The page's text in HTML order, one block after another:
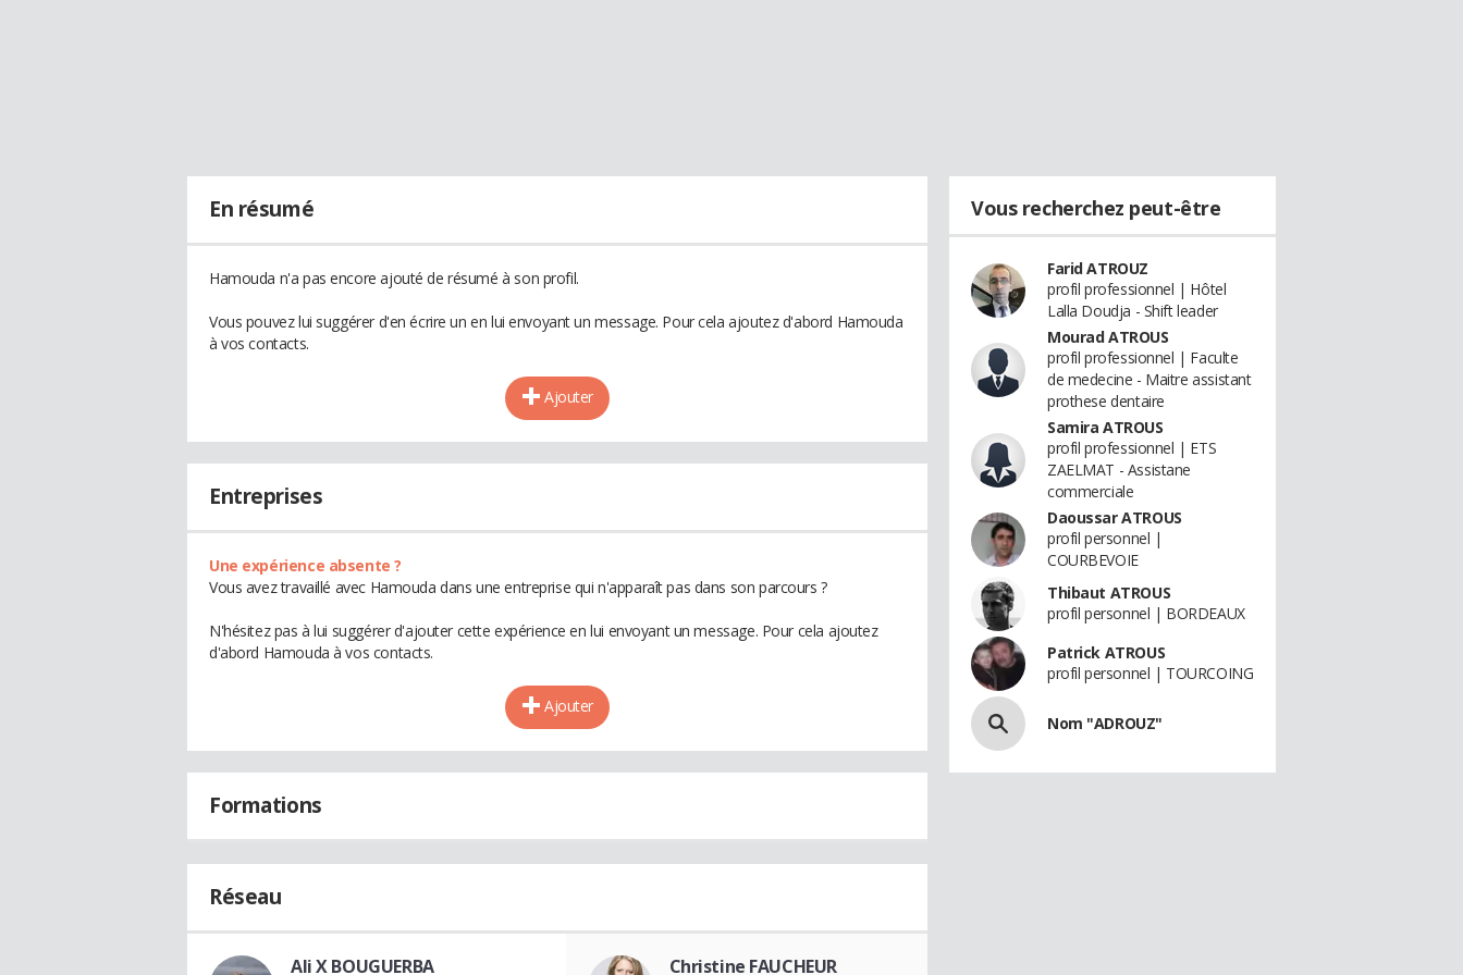
En résumé
Hamouda n'a pas encore ajouté de résumé à son profil.
Vous pouvez lui suggérer d'en écrire un en lui envoyant un message. Pour cela ajoutez d'abord Hamouda
à vos contacts.
Ajouter
Entreprises
Une expérience absente ?
Vous avez travaillé avec Hamouda dans une entreprise qui n'apparaît pas dans son parcours ?
N'hésitez pas à lui suggérer d'ajouter cette expérience en lui envoyant un message. Pour cela ajoutez
d'abord Hamouda à vos contacts.
Ajouter
Formations
Réseau
Ali X BOUGUERBA Christine FAUCHEUR
Vous recherchez peut-être
Farid ATROUZ
profil professionnel | Hôtel
Lalla Doudja - Shift leader
Mourad ATROUS
profil professionnel | Faculte
de medecine - Maitre assistant
prothese dentaire
Samira ATROUS
profil professionnel | ETS
ZAELMAT - Assistane
commerciale
Daoussar ATROUS
profil personnel |
COURBEVOIE
Thibaut ATROUS
profil personnel | BORDEAUX
Patrick ATROUS
profil personnel | TOURCOING
Nom "ADROUZ"